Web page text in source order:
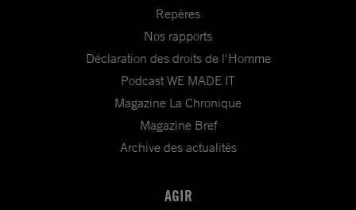
Repères
Nos rapports
Déclaration des droits de l'Homme
Podcast WE MADE IT
Magazine La Chronique
Magazine Bref
Archive des actualités
AGIR